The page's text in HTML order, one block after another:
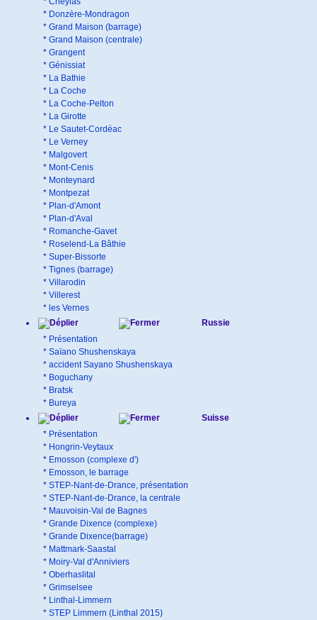
* Donzère-Mondragon
* Grand Maison (barrage)
* Grand Maison (centrale)
* Grangent
* Génissiat
* La Bathie
* La Coche
* La Coche-Pelton
* La Girotte
* Le Sautet-Cordéac
* Le Verney
* Malgovert
* Mont-Cenis
* Monteynard
* Montpezat
* Plan-d'Amont
* Plan-d'Aval
* Romanche-Gavet
* Roselend-La Bâthie
* Super-Bissorte
* Tignes (barrage)
* Villarodin
* Villerest
* les Vernes
Russie
* Présentation
* Saïano Shushenskaya
* accident Sayano Shushenskaya
* Boguchany
* Bratsk
* Bureya
Suisse
* Présentation
* Hongrin-Veytaux
* Emosson (complexe d')
* Emosson, le barrage
* STEP-Nant-de-Drance, présentation
* STEP-Nant-de-Drance, la centrale
* Mauvoisin-Val de Bagnes
* Grande Dixence (complexe)
* Grande Dixence(barrage)
* Mattmark-Saastal
* Moiry-Val d'Anniviers
* Oberhaslital
* Grimselsee
* Linthal-Limmern
* STEP Limmern (Linthal 2015)